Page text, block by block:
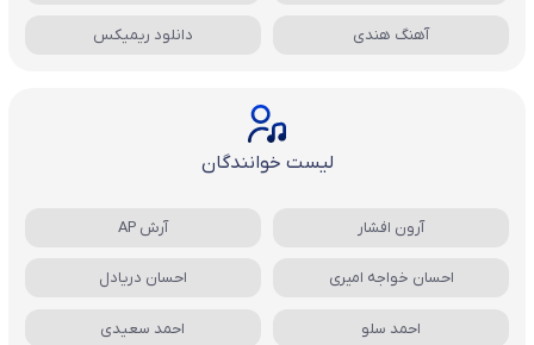
آهنگ هندی دانلود ریمیکس
لیست خوانندگان
آرون افشار آرش AP
احسان خواجه امیری احسان دریادل
احمد سلو احمد سعیدی